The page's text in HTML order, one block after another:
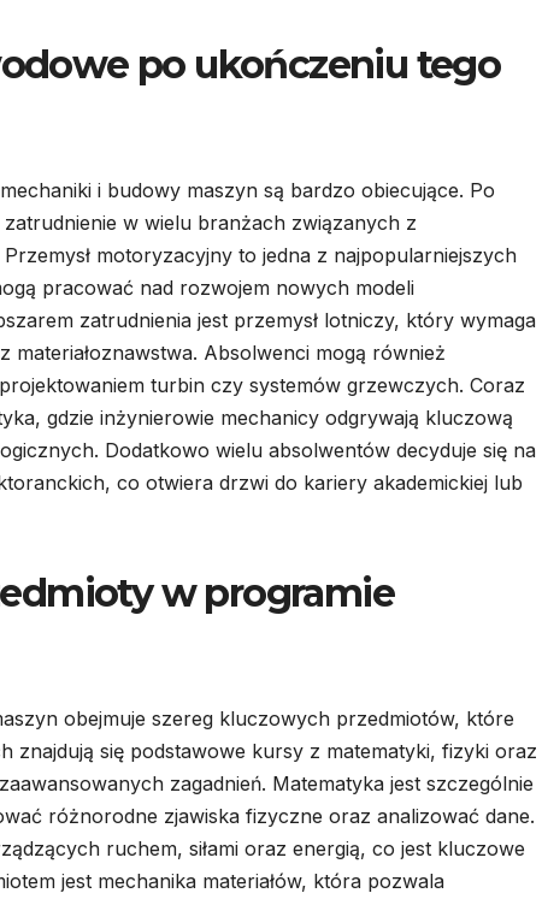
po ukończeniu tego
i budowy maszyn są bardzo obiecujące. Po
w wielu branżach związanych z
motoryzacyjny to jedna z najpopularniejszych
pracować nad rozwojem nowych modeli
zatrudnienia jest przemysł lotniczy, który wymaga
Absolwenci mogą również
turbin czy systemów grzewczych. Coraz
gdzie inżynierowie mechanicy odgrywają kluczową
Dodatkowo wielu absolwentów decyduje się na
co otwiera drzwi do kariery akademickiej lub
w programie
obejmuje szereg kluczowych przedmiotów, które
znajdują się podstawowe kursy z matematyki, fizyki oraz
zagadnień. Matematyka jest szczególnie
różnorodne zjawiska fizyczne oraz analizować dane.
ruchem, siłami oraz energią, co jest kluczowe
jest mechanika materiałów, która pozwala